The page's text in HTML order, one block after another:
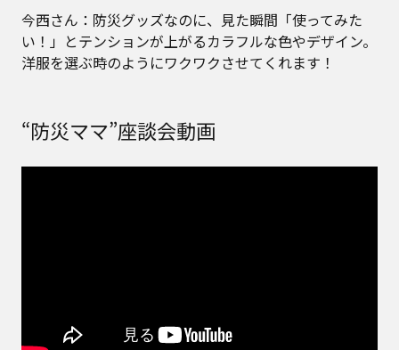
今西さん：防災グッズなのに、見た瞬間「使ってみた
い！」とテンションが上がるカラフルな色やデザイン。
洋服を選ぶ時のようにワクワクさせてくれます！
“防災ママ”座談会動画